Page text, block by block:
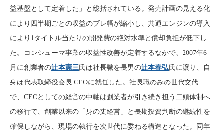
益基盤として定着した」と総括されている。発売計画の見える化
により四半期ごとの収益のブレ幅が縮小し、共通エンジンの導入
により1タイトル当たりの開発費の絶対水準と償却負担が低下し
た。コンシューマ事業の収益性改善が定着するなかで、2007年6
月に創業者の辻本憲三氏は社長職を長男の辻本春弘氏に譲り、自
身は代表取締役会長 CEOに就任した。社長職のみの世代交代
で、CEOとしての経営の中軸は創業者が引き続き担う二頭体制へ
の移行で、創業以来の「身の丈経営」と長期投資判断の継続性を
確保しながら、現場の執行を次世代に委ねる構造となった。同年